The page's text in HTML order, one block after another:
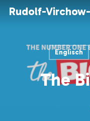
Skip
content
Rudolf-
Englisch
The